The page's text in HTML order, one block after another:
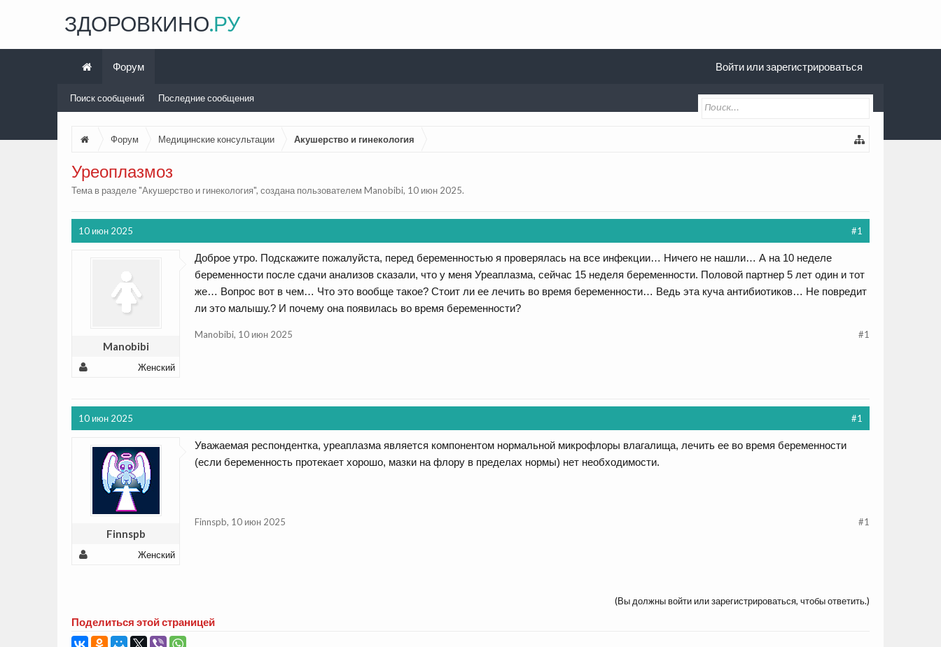
Форум Медицинские консультации Акушерство и гинекология
Уреоплазмоз
Тема в разделе "Акушерство и гинекология", создана пользователем Manobibi, 10 июн 2025.
10 июн 2025 #1
Manobibi
Женский
Доброе утро. Подскажите пожалуйста, перед беременностью я проверялась на все инфекции… Ничего не нашли… А на 10 неделе
беременности после сдачи анализов сказали, что у меня Уреаплазма, сейчас 15 неделя беременности. Половой партнер 5 лет один и тот
же… Вопрос вот в чем… Что это вообще такое? Стоит ли ее лечить во время беременности… Ведь эта куча антибиотиков… Не повредит
ли это малышу.? И почему она появилась во время беременности?
Manobibi, 10 июн 2025 #1
10 июн 2025 #1
Finnspb
Женский
Уважаемая респондентка, уреаплазма является компонентом нормальной микрофлоры влагалища, лечить ее во время беременности
(если беременность протекает хорошо, мазки на флору в пределах нормы) нет необходимости.
Finnspb, 10 июн 2025 #1
(Вы должны войти или зарегистрироваться, чтобы ответить.)
Поделиться этой страницей
ЗДОРОВКИНО.РУ
Форум
Поиск сообщений Последние сообщения
Войти или зарегистрироваться